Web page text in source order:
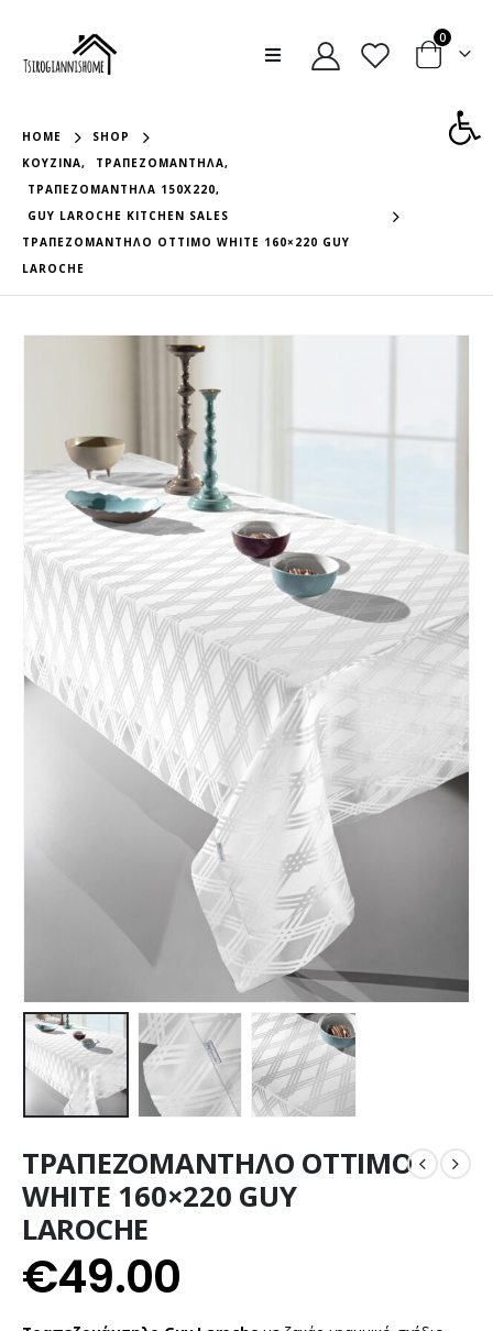
0
HOME
SHOP
ΚΟΥΖΊΝΑ, ΤΡΑΠΕΖΟΜΆΝΤΗΛΑ,
ΤΡΑΠΕΖΟΜΆΝΤΗΛΑ 150X220,
GUY LAROCHE KITCHEN SALES
ΤΡΑΠΕΖΟΜΑΝΤΗΛΟ OTTIMO WHITE 160×220 GUY
LAROCHE
ΤΡΑΠΕΖΟΜΑΝΤΗΛΟ OTTIMO
WHITE 160×220 GUY
LAROCHE
€49.00